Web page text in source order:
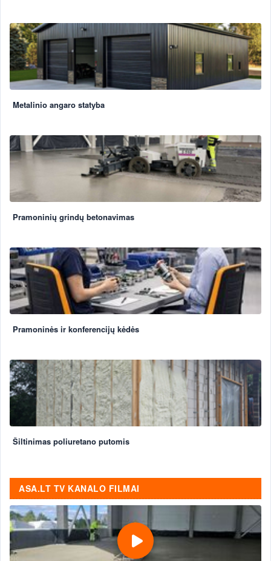
Metalinio angaro statyba
Pramoninių grindų betonavimas
Pramoninės ir konferencijų kėdės
Šiltinimas poliuretano putomis
ASA.LT TV KANALO FILMAI